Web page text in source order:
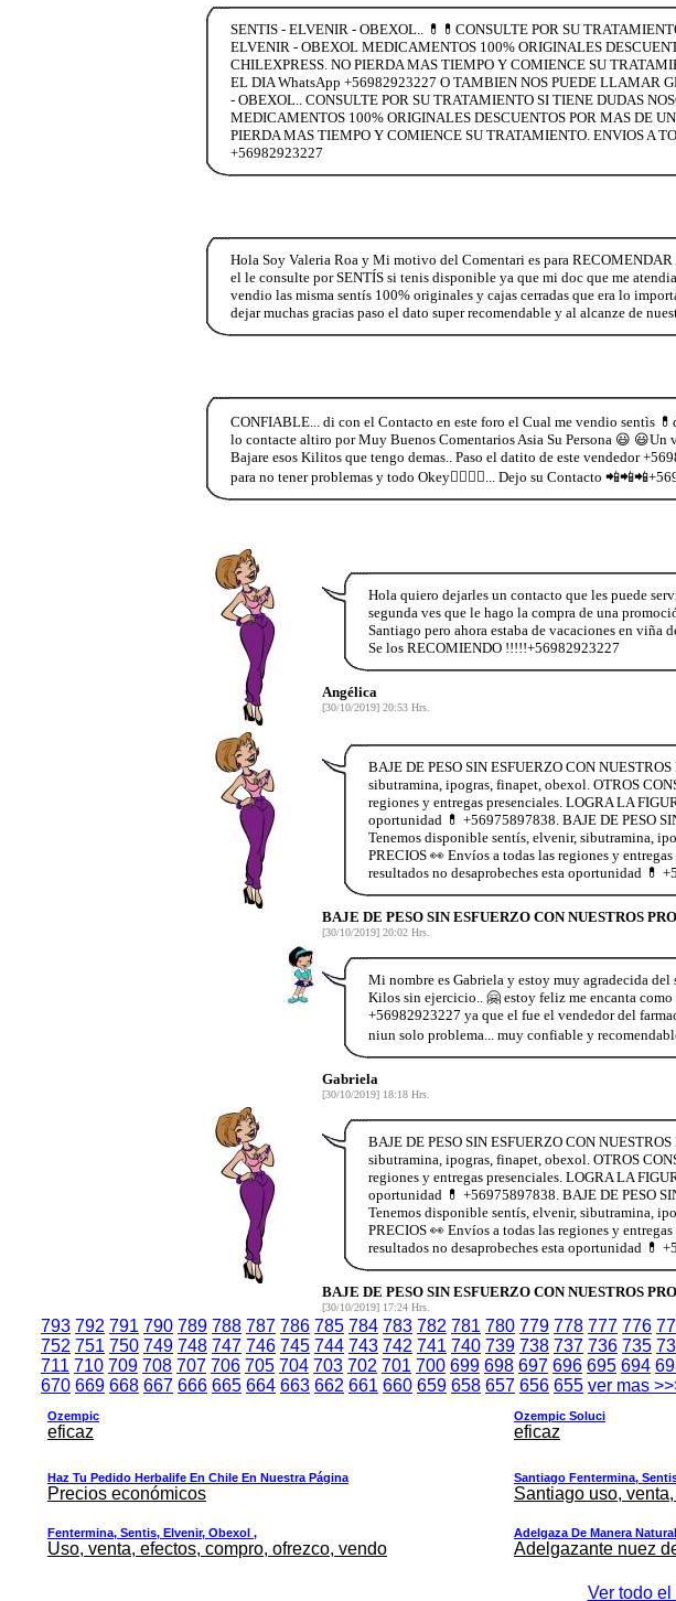
SENTIS - ELVENIR - OBEXOL.. 💊💊CONSULTE POR SU
ELVENIR - OBEXOL MEDICAMENTOS 100% ORIGINALES
CHILEXPRESS. NO PIERDA MAS TIEMPO Y COMIENCE SU
EL DIA WhatsApp +56982923227 O TAMBIEN NOS PUEDE LLAMAR
- OBEXOL.. CONSULTE POR SU TRATAMIENTO SI TIENE DUDAS
MEDICAMENTOS 100% ORIGINALES DESCUENTOS POR MAS DE
PIERDA MAS TIEMPO Y COMIENCE SU TRATAMIENTO. ENVIOS A
+56982923227
Hola Soy Valeria Roa y Mi motivo del Comentari es para
el le consulte por SENTÍS si tenis disponible ya que mi doc que me
vendio las misma sentís 100% originales y cajas cerradas que era lo
dejar muchas gracias paso el dato super recomendable y al alcanze de
CONFIABLE... di con el Contacto en este foro el Cual me vendio sentìs
lo contacte altiro por Muy Buenos Comentarios Asia Su Persona 😃
Bajare esos Kilitos que tengo demas.. Paso el datito de este vendedor
para no tener problemas y todo Okey👍🏻👍🏻... Dejo su Contacto
Hola quiero dejarles un contacto que les puede
segunda ves que le hago la compra de una
Santiago pero ahora estaba de vacaciones en
Se los RECOMIENDO !!!!!+56982923227
Angélica
[30/10/2019] 20:53 Hrs.
BAJE DE PESO SIN ESFUERZO CON
sibutramina, ipogras, finapet, obexol. OTROS
regiones y entregas presenciales. LOGRA LA
oportunidad 💊 +56975897838. BAJE DE PESO
Tenemos disponible sentís, elvenir, sibutramina,
PRECIOS 👀 Envíos a todas las regiones y
resultados no desaprobeches esta oportunidad 💊
BAJE DE PESO SIN ESFUERZO CON NUESTROS
[30/10/2019] 20:02 Hrs.
Mi nombre es Gabriela y estoy muy agradecida
Kilos sin ejercicio.. 🤗 estoy feliz me encanta
+56982923227 ya que el fue el vendedor del
niun solo problema... muy confiable y recomendable
Gabriela
[30/10/2019] 18:18 Hrs.
BAJE DE PESO SIN ESFUERZO CON
sibutramina, ipogras, finapet, obexol. OTROS
regiones y entregas presenciales. LOGRA LA
oportunidad 💊 +56975897838. BAJE DE PESO
Tenemos disponible sentís, elvenir, sibutramina,
PRECIOS 👀 Envíos a todas las regiones y
resultados no desaprobeches esta oportunidad 💊
BAJE DE PESO SIN ESFUERZO CON NUESTROS
[30/10/2019] 17:24 Hrs.
793 792 791 790 789 788 787 786 785 784 783 782 781 780 779 778 777 776
752 751 750 749 748 747 746 745 744 743 742 741 740 739 738 737 736 735
711 710 709 708 707 706 705 704 703 702 701 700 699 698 697 696 695 694
670 669 668 667 666 665 664 663 662 661 660 659 658 657 656 655 ver mas
Ozempic
eficaz
Ozempic Soluci
eficaz
Haz Tu Pedido Herbalife En Chile En Nuestra Página
Precios económicos
Santiago Fentermina,
Santiago uso,
Fentermina, Sentis, Elvenir, Obexol ,
Uso, venta, efectos, compro, ofrezco, vendo
Adelgaza De Manera
Adelgazante nuez
Ver todo